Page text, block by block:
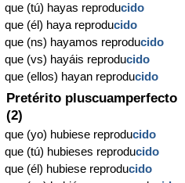
que (tú) hayas reproducido
que (él) haya reproducido
que (ns) hayamos reproducido
que (vs) hayáis reproducido
que (ellos) hayan reproducido
Pretérito pluscuamperfecto
(2)
que (yo) hubiese reproducido
que (tú) hubieses reproducido
que (él) hubiese reproducido